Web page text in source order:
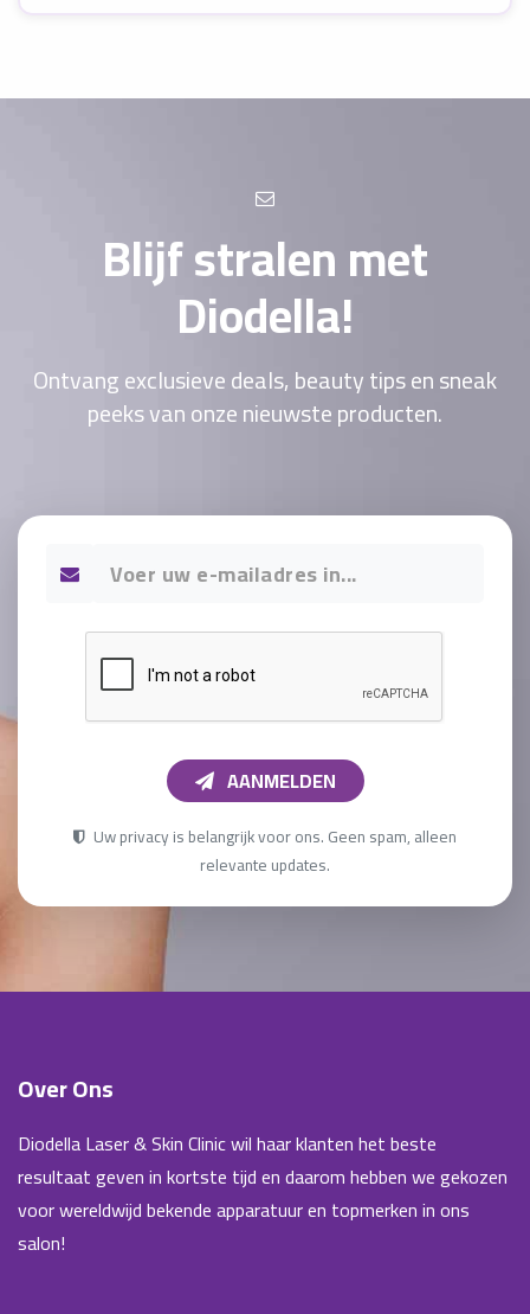
Blijf stralen met
Diodella!
Ontvang exclusieve deals, beauty tips en sneak
peeks van onze nieuwste producten.
AANMELDEN
Uw privacy is belangrijk voor ons. Geen spam, alleen
relevante updates.
Over Ons
Diodella Laser & Skin Clinic wil haar klanten het beste
resultaat geven in kortste tijd en daarom hebben we gekozen
voor wereldwijd bekende apparatuur en topmerken in ons
salon!